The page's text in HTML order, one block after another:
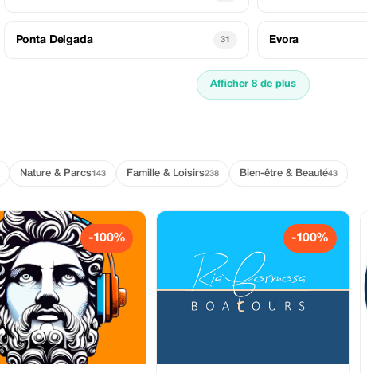
Ponta Delgada 31 Evora
Afficher 8 de plus
Nature & Parcs143 Famille & Loisirs238 Bien-être & Beauté43
-100% -100%